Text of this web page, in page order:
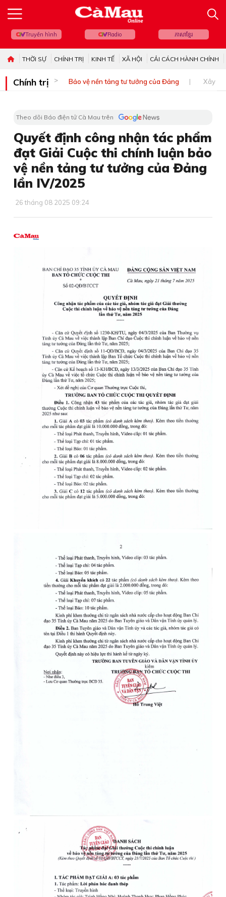
Truyền hình Radio ភាសាខ្មែរ
THỜI SỰ CHÍNH TRỊ KINH TẾ XÃ HỘI CẢI CÁCH HÀNH CHÍNH
Chính trị Bảo vệ nền tảng tư tưởng của Đảng Xây
Theo dõi Báo điện tử Cà Mau trên
Quyết định công nhận tác phẩm
đạt Giải Cuộc thi chính luận bảo
vệ nền tảng tư tưởng của Đảng
lần IV/2025
26 tháng 08 2025 09:24